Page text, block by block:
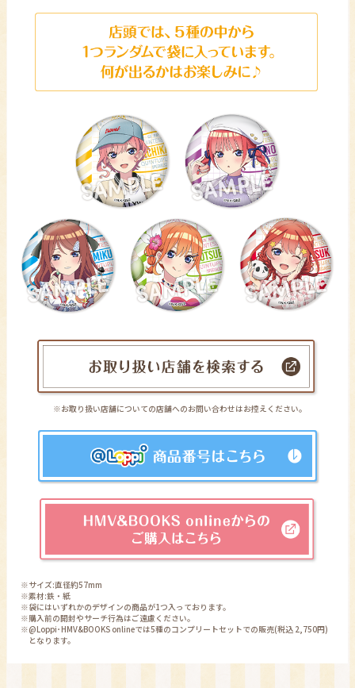
※お取り扱い店舗についての店舗へのお問い合わせはお控えください｡
※サイズ:直径約57mm
※素材:鉄・紙
※袋にはいずれかのデザインの商品が1つ入っております。
※購入前の開封やサーチ行為はご遠慮ください。
※@Loppi･HMV&BOOKS onlineでは5種のコンプリートセットでの販売(税込 2,750円)
となります。